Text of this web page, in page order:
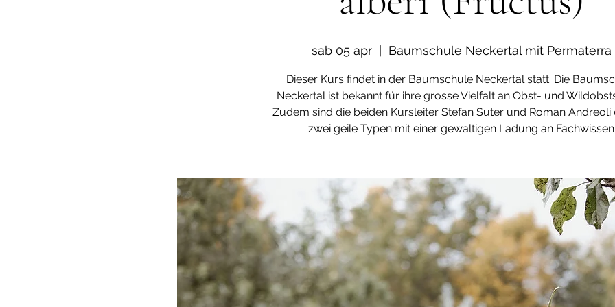
sab 05 apr
  |
Baumschule Neckertal mit Permaterra
Dieser Kurs findet in der Baumschule Neckertal statt. Die
Neckertal ist bekannt für ihre grosse Vielfalt an Obst- und
Zudem sind die beiden Kursleiter Stefan Suter und Roman Andreoli
zwei geile Typen mit einer gewaltigen Ladung an Fachwissen